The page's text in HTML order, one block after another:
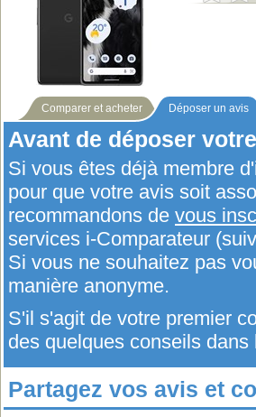
Comparer et acheter Déposer un avis
Avant de déposer
Si vous êtes déjà membre
pour que votre avis soit
recommandons de vous
services i-Comparateur
Si vous ne souhaitez pas
manière anonyme.
S'il s'agit de votre premier
des quelques conseils
Partagez vos avis et